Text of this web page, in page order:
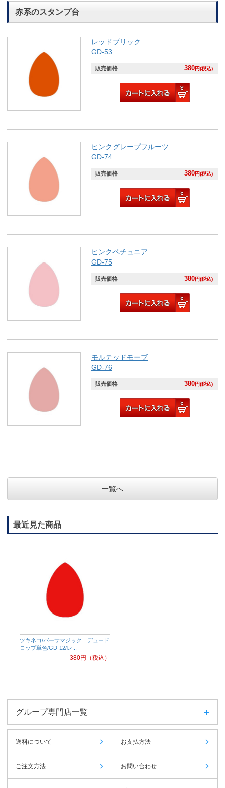
赤系のスタンプ台
レッドブリック
GD-53
販売価格 380円(税込)
ピンクグレープフルーツ
GD-74
販売価格 380円(税込)
ピンクペチュニア
GD-75
販売価格 380円(税込)
モルテッドモーブ
GD-76
販売価格 380円(税込)
一覧へ
最近見た商品
ツキネコ/バーサマジック デュード
ロップ単色/GD-12/レ...
380円（税込）
グループ専門店一覧
送料について お支払方法
ご注文方法 お問い合わせ